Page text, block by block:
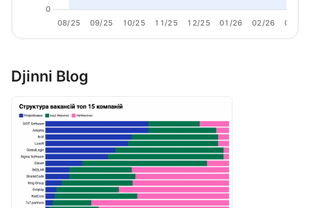
08/25 09/25 10/25 11/25 12/25 01/26 02/26 03/26
0
Djinni Blog